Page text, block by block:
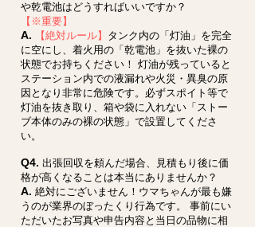
や乾電池はどうすればいいですか？
【※重要】
A. 【絶対ルール】 タンク内の「灯油」を完全
に空にし、着火用の「乾電池」を抜いた裸の
状態でお持ちください！ 灯油が残っていると
ステーション内での液漏れや火災・異臭の原
因となり非常に危険です。必ずスポイト等で
灯油を抜き取り、箱や袋に入れない「ストー
ブ本体のみの裸の状態」で設置してくださ
い。
Q4. 出張回収を頼んだ場合、見積もり後に価
格が高くなることは本当にありませんか？
A. 絶対にございません！ウマちゃんが最も嫌
うのが業界のぼったくり行為です。 事前にい
ただいたお写真や申告内容と当日の品物に相